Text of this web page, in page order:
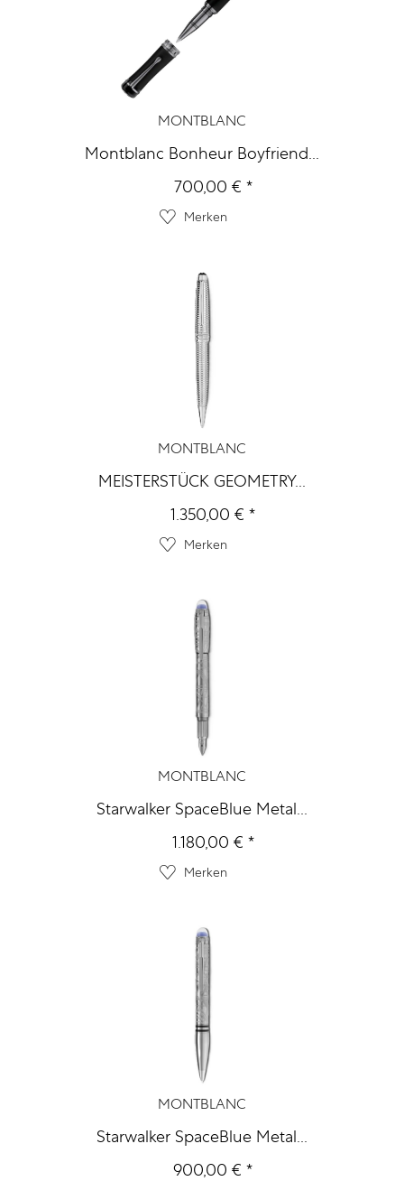
MONTBLANC
Montblanc Bonheur Boyfriend...
700,00 € *
Merken
MONTBLANC
MEISTERSTÜCK GEOMETRY...
1.350,00 € *
Merken
MONTBLANC
Starwalker SpaceBlue Metal...
1.180,00 € *
Merken
MONTBLANC
Starwalker SpaceBlue Metal...
900,00 € *